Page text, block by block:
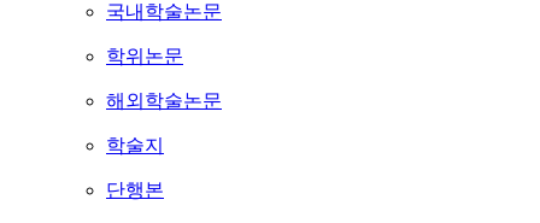
국내학술논문
학위논문
해외학술논문
학술지
단행본